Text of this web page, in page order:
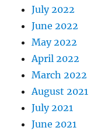
July 2022
June 2022
May 2022
April 2022
March 2022
August 2021
July 2021
June 2021